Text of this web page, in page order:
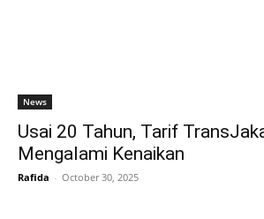
News
Usai 20 Tahun, Tarif
Mengalami Kenaikan
Rafida - October 30, 2025